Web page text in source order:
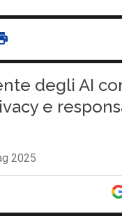
degli AI
e
2025